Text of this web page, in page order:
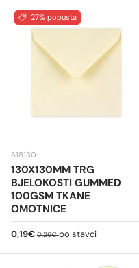
27% popusta
S18130
130X130MM TRG
BJELOKOSTI GUMMED
100GSM TKANE
OMOTNICE
Cijena na sniženju
0,19€ Redovna cijena
0,26€po stavci